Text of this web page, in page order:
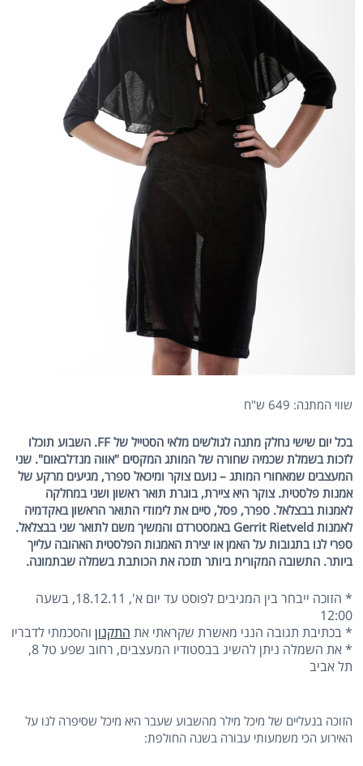
שווי המתנה: 649 ש"ח
בכל יום שישי נחלק מתנה לגולשים מלאי הסטייל של FF. השבוע תוכלו
לזכות בשמלת שכמיה שחורה של המותג המקסים "אווה מנדלבאום". שני
המעצבים שמאחורי המותג – נועם צוקר ומיכאל ספרר, מגיעים מרקע של
אמנות פלסטית. צוקר היא ציירת, בוגרת תואר ראשון ושני במחלקה
לאמנות בבצלאל. ספרר, פסל, סיים את לימודי התואר הראשון באקדמיה
לאמנות Gerrit Rietveld באמסטרדם והמשיך משם לתואר שני בבצלאל.
ספרי לנו בתגובות על האמן או יצירת האמנות הפלסטית האהובה עלייך
ביותר. התשובה המקורית ביותר תזכה את הכותבת בשמלה שבתמונה.
* הזוכה ייבחר בין המגיבים לפוסט עד יום א', 18.12.11, בשעה
12:00
* בכתיבת תגובה הנני מאשרת שקראתי את התקנון והסכמתי לדבריו
* את השמלה ניתן להשיג בבסטודיו המעצבים, רחוב שפע טל 8,
תל אביב
הזוכה בנעליים של מיכל מילר מהשבוע שעבר היא מיכל שסיפרה לנו על
האירוע הכי משמעותי עבורה בשנה החולפת: